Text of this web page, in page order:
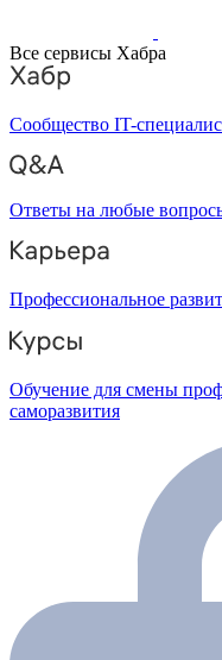
Все сервисы Хабра
Сообщество IT-
Ответы на любые
Профессиональное
Обучение для смены
саморазвития